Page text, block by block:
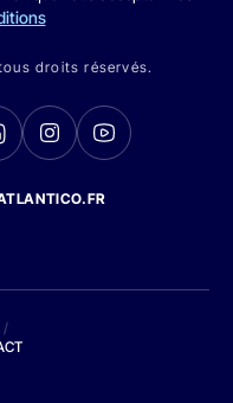
droits réservés.
/